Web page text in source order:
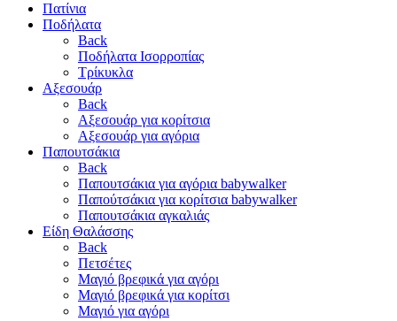
Πατίνια
Ποδήλατα
Back
Ποδήλατα Ισορροπίας
Τρίκυκλα
Αξεσουάρ
Back
Αξεσουάρ για κορίτσια
Αξεσουάρ για αγόρια
Παπουτσάκια
Back
Παπουτσάκια για αγόρια babywalker
Παπούτσάκια για κορίτσια babywalker
Παπουτσάκια αγκαλιάς
Είδη Θαλάσσης
Back
Πετσέτες
Μαγιό βρεφικά για αγόρι
Μαγιό βρεφικά για κορίτσι
Μαγιό για αγόρι